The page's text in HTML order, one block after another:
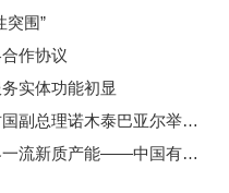
突围”
作协议
实体功能初显
中铝集团董事长段向东与蒙古国副总理诺木泰巴亚尔举行会谈
锻造无愧时代无愧使命的世界一流新质产能——中国有色金属工业的战略应对与破局之道（二）